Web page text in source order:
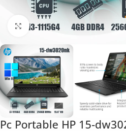
Click to enlarge
Pc Portable HP 15-